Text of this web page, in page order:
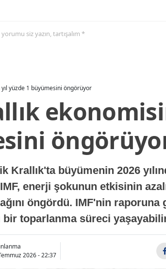
siz yazın, tartışalım *
yüzde 1 büyümesini öngörüyor
Krallık'ta büyümenin 2026
enerji şokunun etkisinin
öngördü. IMF'nin raporuna
toparlanma süreci
2026 - 22:37